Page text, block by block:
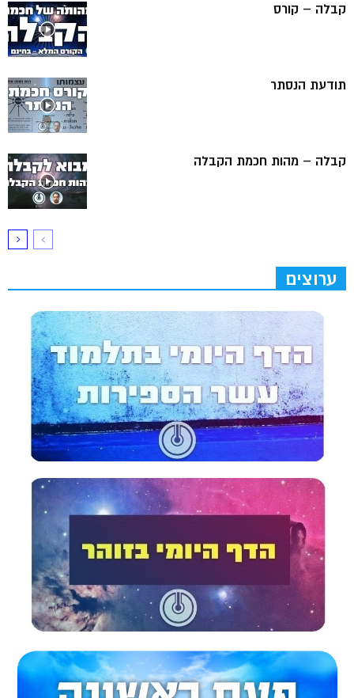
קבלה – קורס
תודעת הנסתר
קבלה – מהות חכמת הקבלה
ערוצים